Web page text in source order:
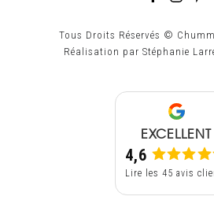
Tous Droits Réservés ©
Réalisation par Stéphanie
EXCELLENT
4,6
Lire les 45 avis